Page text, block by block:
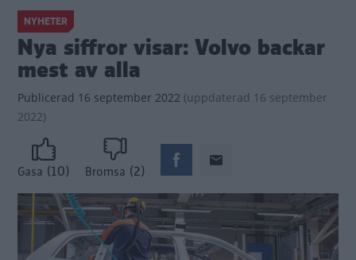
NYHETER
Nya siffror visar: Volvo backar
mest av alla
Publicerad 16 september 2022 (uppdaterad 16 september
2022)
Gasa (10) Bromsa (2)